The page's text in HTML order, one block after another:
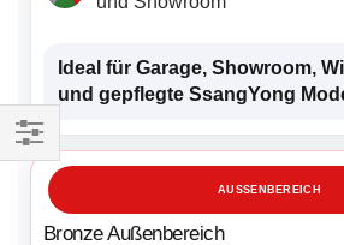
Ideal für Garage, Showroom,
und gepflegte SsangYong
AUSSENBEREICH
Bronze Außenbereich
Einkaufsoptionen